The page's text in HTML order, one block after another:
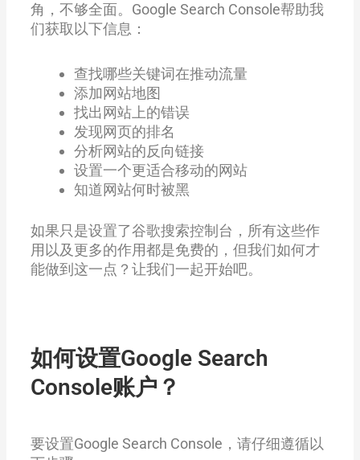
角，不够全面。Google Search Console帮助我
们获取以下信息：
查找哪些关键词在推动流量
添加网站地图
找出网站上的错误
发现网页的排名
分析网站的反向链接
设置一个更适合移动的网站
知道网站何时被黑
如果只是设置了谷歌搜索控制台，所有这些作
用以及更多的作用都是免费的，但我们如何才
能做到这一点？让我们一起开始吧。
如何设置Google Search
Console账户？
要设置Google Search Console，请仔细遵循以